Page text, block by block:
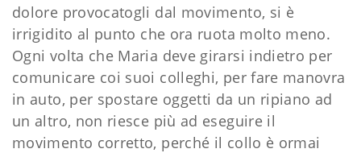
dolore provocatogli dal movimento, si è
irrigidito al punto che ora ruota molto meno.
Ogni volta che Maria deve girarsi indietro per
comunicare coi suoi colleghi, per fare manovra
in auto, per spostare oggetti da un ripiano ad
un altro, non riesce più ad eseguire il
movimento corretto, perché il collo è ormai